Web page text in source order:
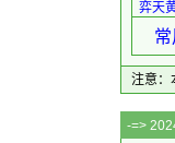
弈天
注意：
-=>